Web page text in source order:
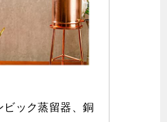
ビック蒸留器、銅